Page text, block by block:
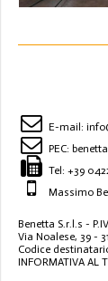
E-mail:
PEC:
Tel: +39
Massimo
Benetta S.r.l.s -
Via Noalese, 39 -
Codice
INFORMATIVA AL